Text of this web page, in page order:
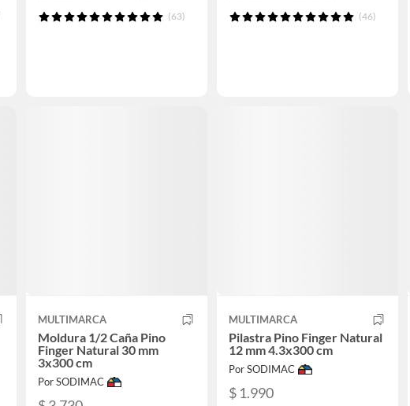
(63) (46)
MULTIMARCA
Moldura 1/2 Caña Pino
Finger Natural 30 mm
3x300 cm
Por SODIMAC
MULTIMARCA
Pilastra Pino Finger Natural
12 mm 4.3x300 cm
Por SODIMAC
$ 1.990